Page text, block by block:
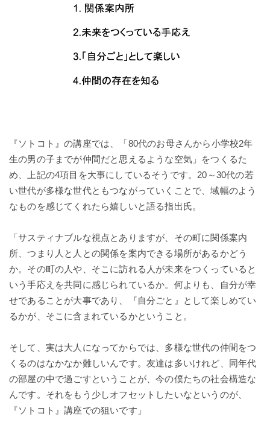
『ソトコト』の講座では、「80代のお母さんから小学校2年
生の男の子までが仲間だと思えるような空気」をつくるた
め、上記の4項目を大事にしているそうです。20～30代の若
い世代が多様な世代ともつながっていくことで、域幅のよう
なものを感じてくれたら嬉しいと語る指出氏。
「サスティナブルな視点とありますが、その町に関係案内
所、つまり人と人との関係を案内できる場所があるかどう
か。その町の人や、そこに訪れる人が未来をつくっていると
いう手応えを共同に感じられているか。何よりも、自分が幸
せであることが大事であり、『自分ごと』として楽しめてい
るかが、そこに含まれているかということ。
そして、実は大人になってからでは、多様な世代の仲間をつ
くるのはなかなか難しいんです。友達は多いけれど、同年代
の部屋の中で過ごすということが、今の僕たちの社会構造な
んです。それをもう少しオフセットしたいなというのが、
『ソトコト』講座での狙いです」